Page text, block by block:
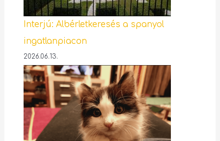
Interjú: Albérletkeresés a spanyol
ingatlanpiacon
2026.06.13.